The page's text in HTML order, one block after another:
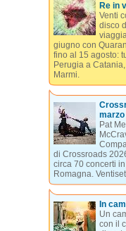
Re in
Venti
disco
giugno con
fino al 15 agosto:
Perugia a
Marmi.
marzo
Pat
di Crossroads
circa 70 concerti
Romagna.
In
Un
con il